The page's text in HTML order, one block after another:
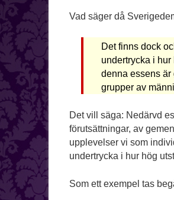
Vad säger då
Det finns dock
undertrycka i
denna essens är
grupper av
Det vill säga: Nedärvd
förutsättningar, av
upplevelser vi som
undertrycka i hur hög
Som ett exempel tas